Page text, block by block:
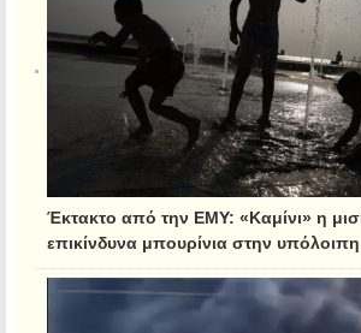
Έκτακτο από την ΕΜΥ: «Καμίνι» η
επικίνδυνα μπουρίνια στην υπόλοιπη